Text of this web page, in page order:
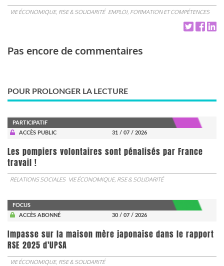
VIE ÉCONOMIQUE, RSE & SOLIDARITÉ EMPLOI, FORMATION ET COMPÉTENCES
Pas encore de commentaires
POUR PROLONGER LA LECTURE
PARTICIPATIF
ACCÈS PUBLIC
31 / 07 / 2026
Les pompiers volontaires sont pénalisés par France
travail !
RELATIONS SOCIALES VIE ÉCONOMIQUE, RSE & SOLIDARITÉ
FOCUS
ACCÈS ABONNÉ
30 / 07 / 2026
Impasse sur la maison mère japonaise dans le rapport
RSE 2025 d'UPSA
VIE ÉCONOMIQUE, RSE & SOLIDARITÉ